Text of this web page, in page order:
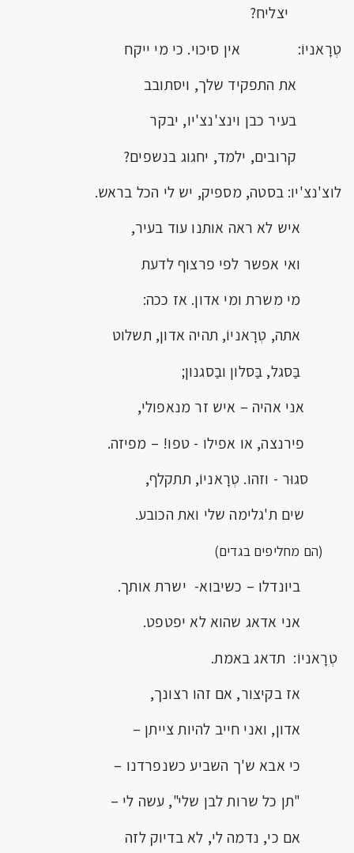
יצליח?
טְרָאניוֹ: אין סיכוי. כי מי ייקח
את התפקיד שלך, ויסתובב
בעיר כבן וינצ'נצ'יו, יבקר
קרובים, ילמד, יחגוג בנשפים?
לוצ'נצ'יו: בסטה, מספיק, יש לי הכל בראש.
איש לא ראה אותנו עוד בעיר,
ואי אפשר לפי פרצוף לדעת
מי משרת ומי אדון. אז ככה:
אתה, טְרָאניוֹ, תהיה אדון, תשלוט
בַּסגל, בַּסלון ובַסגנון;
אני אהיה – איש זר מנאפולי,
פירנצה, או אפילו - טפו! – מפיזה.
סגוּר - וזהו. טְרָאניוֹ, תתקלף,
שים ת'גלימה שלי ואת הכובע.
(הם מחליפים בגדים)
ביונדלו – כשיבוא- ישרת אותך.
אני אדאג שהוא לא יפטפט.
טְרָאניוֹ: תדאג באמת.
אז בקיצור, אם זהו רצונך,
אדון, ואני חייב להיות צייתן –
כי אבא ש'ך השביע כשנפרדנו –
"תן כל שרות לבן שלי", עשה לי –
אם כי, נדמה לי, לא בדיוק לזה